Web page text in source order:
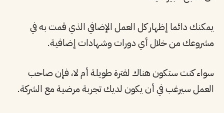
يمكنك دائما إظهار كل العمل الإضافي الذي قمت به في
مشروعك من خلال أي دورات وشهادات إضافية.
سواء كنت ستكون هناك لفترة طويلة أم لا، فإن صاحب
العمل سيرغب في أن يكون لديك تجربة مرضية مع الشركة.